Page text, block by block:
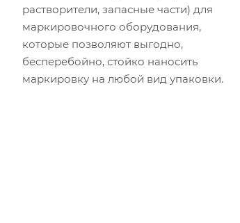
растворители, запасные части) для
маркировочного оборудования,
которые позволяют выгодно,
бесперебойно, стойко наносить
маркировку на любой вид упаковки.